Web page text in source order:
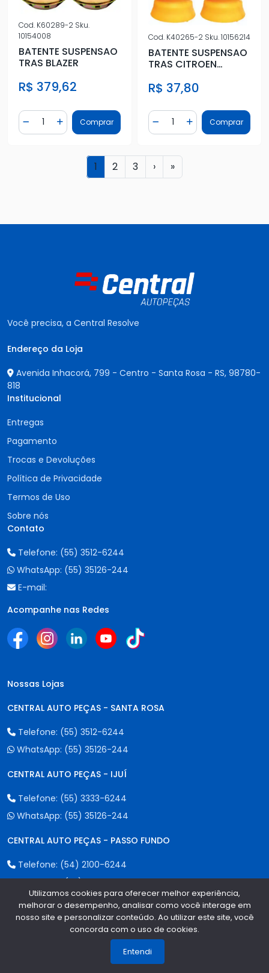
Cod. K60289-2 Sku.
10154008
BATENTE SUSPENSAO
TRAS BLAZER
R$ 379,62
Diminuir Quantidade
Quantidade
Adicionar Quantidade
Comprar
Cod. K40265-2 Sku.10156214
BATENTE SUSPENSAO
TRAS CITROEN
POLIURETANO
R$ 37,80
Diminuir Quantidade
Quantidade
AdicionarComprar
1 2 3 › »
Você precisa, a Central Resolve
Endereço da Loja
Avenida Inhacorá, 799 - Centro - Santa Rosa - RS, 98780-
818
Institucional
Entregas
Pagamento
Trocas e Devoluções
Política de Privacidade
Termos de Uso
Sobre nós
Contato
Telefone: (55) 3512-6244
WhatsApp: (55) 35126-244
E-mail:
Acompanhe nas Redes
Nossas Lojas
CENTRAL AUTO PEÇAS - SANTA ROSA
Telefone: (55) 3512-6244
WhatsApp: (55) 35126-244
CENTRAL AUTO PEÇAS - IJUÍ
Telefone: (55) 3333-6244
WhatsApp: (55) 35126-244
CENTRAL AUTO PEÇAS - PASSO FUNDO
Telefone: (54) 2100-6244
WhatsApp:(55) 35126-244
CENTRAL AUTO PEÇAS - CAXIAS DO SUL
(54) 3535-6844
(55) 35126-244
Utilizamos cookies para oferecer melhor experiência,
melhorar o desempenho, analisar como você interage em
nosso site e personalizar conteúdo. Ao utilizar este site, você
concorda com o uso de cookies.
Entendi